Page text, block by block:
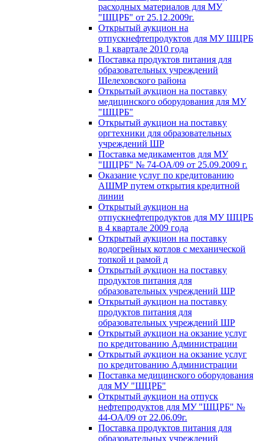
расходных материалов для МУ
"ШЦРБ" от 25.12.2009г.
Открытый аукцион на
отпускнефтепродуктов для МУ ШЦРБ
в 1 квартале 2010 года
Поставка продуктов питания для
образовательных учреждений
Шелеховского района
Открытый аукцион на поставку
медицинского оборудования для МУ
"ШЦРБ"
Открытый аукцион на поставку
оргтехники для образовательных
учреждений ШР
Поставка медикаментов для МУ
"ШЦРБ" № 74-ОА/09 от 25.09.2009 г.
Оказание услуг по кредитованию
АШМР путем открытия кредитной
линии
Открытый аукцион на
отпускнефтепродуктов для МУ ШЦРБ
в 4 квартале 2009 года
Открытый аукцион на поставку
водогрейных котлов с механической
топкой и рамой д
Открытый аукцион на поставку
продуктов питания для
образовательных учреждений ШР
Открытый аукцион на поставку
продуктов питания для
образовательных учреждений ШР
Открытый аукцион на окзание услуг
по кредитованию Администрации
Открытый аукцион на окзание услуг
по кредитованию Администрации
Поставка медицинского оборудования
для МУ "ШЦРБ"
Открытый аукцион на отпуск
нефтепродуктов для МУ "ШЦРБ" №
44-ОА/09 от 22.06.09г.
Поставка продуктов питания для
образовательных учреждений